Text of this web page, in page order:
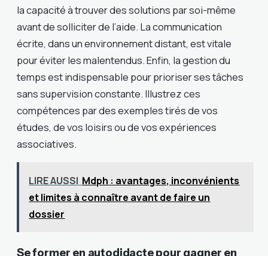
la capacité à trouver des solutions par soi-même
avant de solliciter de l’aide. La communication
écrite, dans un environnement distant, est vitale
pour éviter les malentendus. Enfin, la gestion du
temps est indispensable pour prioriser ses tâches
sans supervision constante. Illustrez ces
compétences par des exemples tirés de vos
études, de vos loisirs ou de vos expériences
associatives.
LIRE AUSSI Mdph : avantages, inconvénients
et limites à connaître avant de faire un
dossier
Se former en autodidacte pour gagner en